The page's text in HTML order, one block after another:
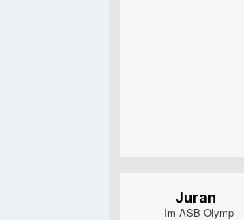
Juran
Im ASB-Olymp